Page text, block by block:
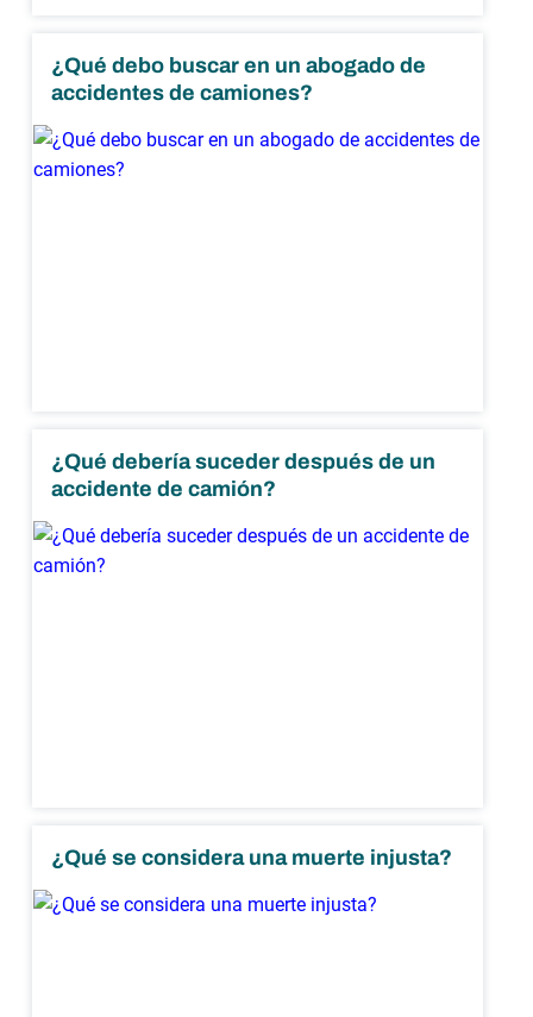
¿Qué debo buscar en un abogado de
accidentes de camiones?
¿Qué debería suceder después de un
accidente de camión?
¿Qué se considera una muerte injusta?